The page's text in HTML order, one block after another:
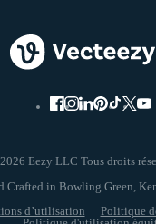
Eezy LLC Tous droits
d’utilisation
Politique